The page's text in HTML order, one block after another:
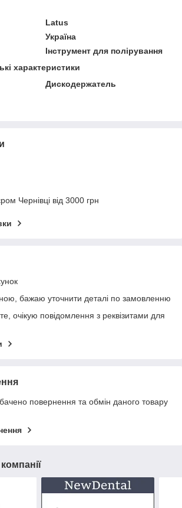
Latus
Україна
Інструмент для полірування
характеристики
Дискодержатель
Чернівці від 3000 грн
бажаю уточнити деталі по замовленню
очікую повідомлення з реквізитами для
повернення та обмін даного товару